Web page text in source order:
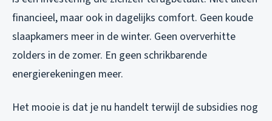
financieel, maar ook in dagelijks comfort. Geen koude
slaapkamers meer in de winter. Geen oververhitte
zolders in de zomer. En geen schrikbarende
energierekeningen meer.
Het mooie is dat je nu handelt terwijl de subsidies nog